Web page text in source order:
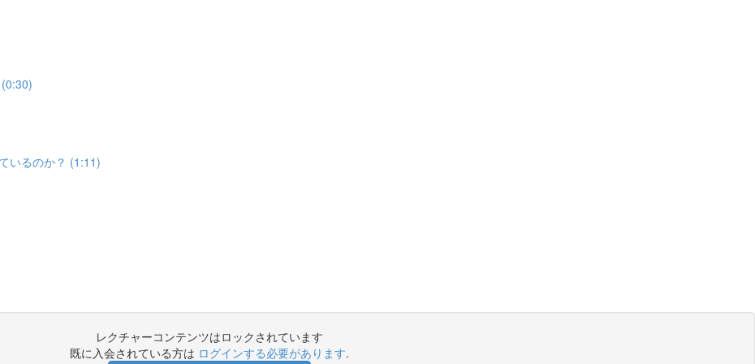
いるのか？ (1:11)
レクチャーコンテンツはロックされています
既に入会されている方は ログインする必要があります.